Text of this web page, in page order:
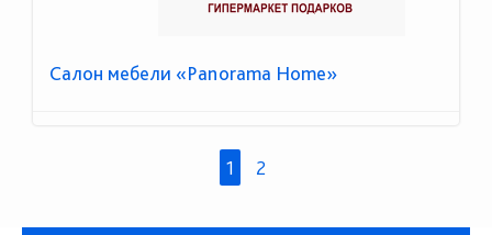
Салон мебели «Panorama Home»
1 2